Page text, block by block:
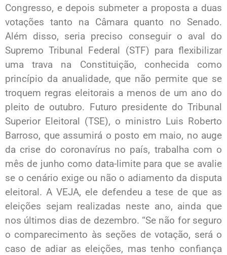
Congresso, e depois submeter a proposta a duas
votações tanto na Câmara quanto no Senado.
Além disso, seria preciso conseguir o aval do
Supremo Tribunal Federal (STF) para flexibilizar
uma trava na Constituição, conhecida como
princípio da anualidade, que não permite que se
troquem regras eleitorais a menos de um ano do
pleito de outubro. Futuro presidente do Tribunal
Superior Eleitoral (TSE), o ministro Luis Roberto
Barroso, que assumirá o posto em maio, no auge
da crise do coronavírus no país, trabalha com o
mês de junho como data-limite para que se avalie
se o cenário exige ou não o adiamento da disputa
eleitoral. A VEJA, ele defendeu a tese de que as
eleições sejam realizadas neste ano, ainda que
nos últimos dias de dezembro. “Se não for seguro
o comparecimento às seções de votação, será o
caso de adiar as eleições, mas tenho confiança